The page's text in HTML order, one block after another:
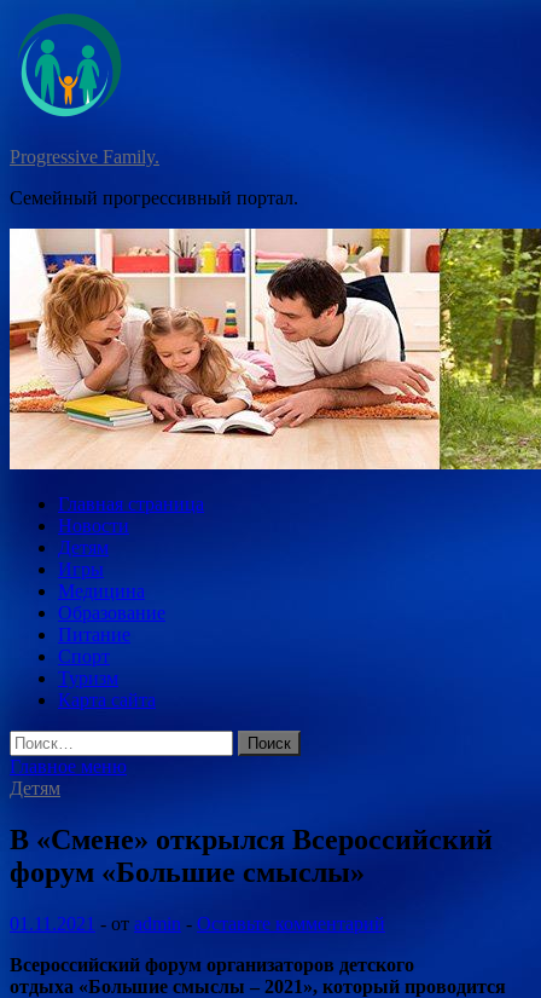
Перейти
содержимому
Progressive Family.
Семейный прогрессивный портал.
Главная страница
Новости
Детям
Игры
Медицина
Образование
Питание
Спорт
Туризм
Карта сайта
Найти:
Главное меню
Детям
В «Смене» открылся Всероссийский
форум «Большие смыслы»
01.11.2021 - от admin - Оставьте комментарий
Всероссийский форум организаторов детского
отдыха «Большие смыслы – 2021», который проводится